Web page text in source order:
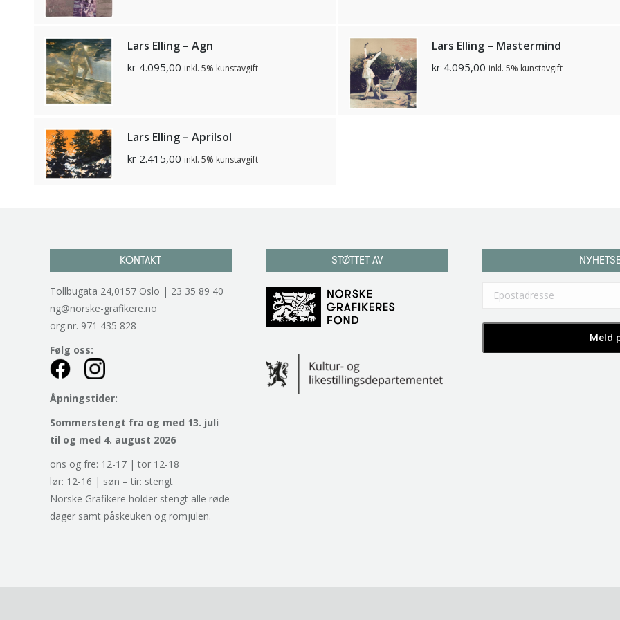
Lars Elling – Agn
kr 4.095,00 inkl. 5% kunstavgift
Lars Elling – Mastermind
kr4.095,00 inkl. 5% kunstavgift
Lars Elling – Aprilsol
kr 2.415,00 inkl. 5% kunstavgift
KONTAKT
Tollbugata 24,0157 Oslo | 23 35 89 40
ng@norske-grafikere.no
org.nr. 971 435 828
Følg oss:
Åpningstider:
Sommerstengt fra og med 13. juli
til og med 4. august 2026
ons og fre: 12-17 | tor 12-18
lør: 12-16 | søn – tir: stengt
Norske Grafikere holder stengt alle røde
dager samt påskeuken og romjulen.
STØTTET AV